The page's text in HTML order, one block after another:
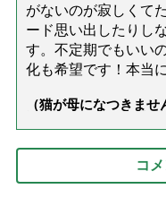
がないのが寂しくて
ード思い出したりし
す。不定期でもいい
化も希望です！本当
（猫が母になつきま
コ